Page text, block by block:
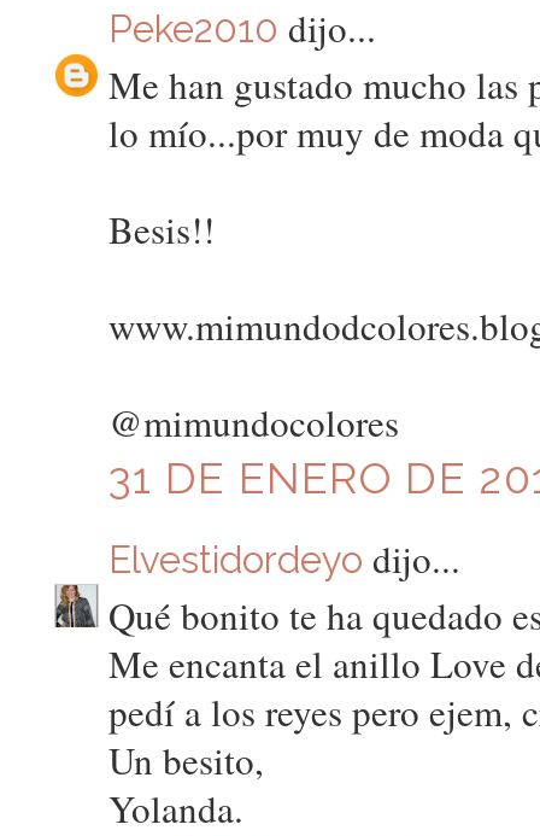
Peke2010 dijo...
Me han gustado mucho las
lo mío...por muy de moda
Besis!!
@mimundocolores
31 DE ENERO DE
Elvestidordeyo dijo...
Qué bonito te ha quedado
Me encanta el anillo Love
pedí a los reyes pero ejem,
Un besito,
Yolanda.